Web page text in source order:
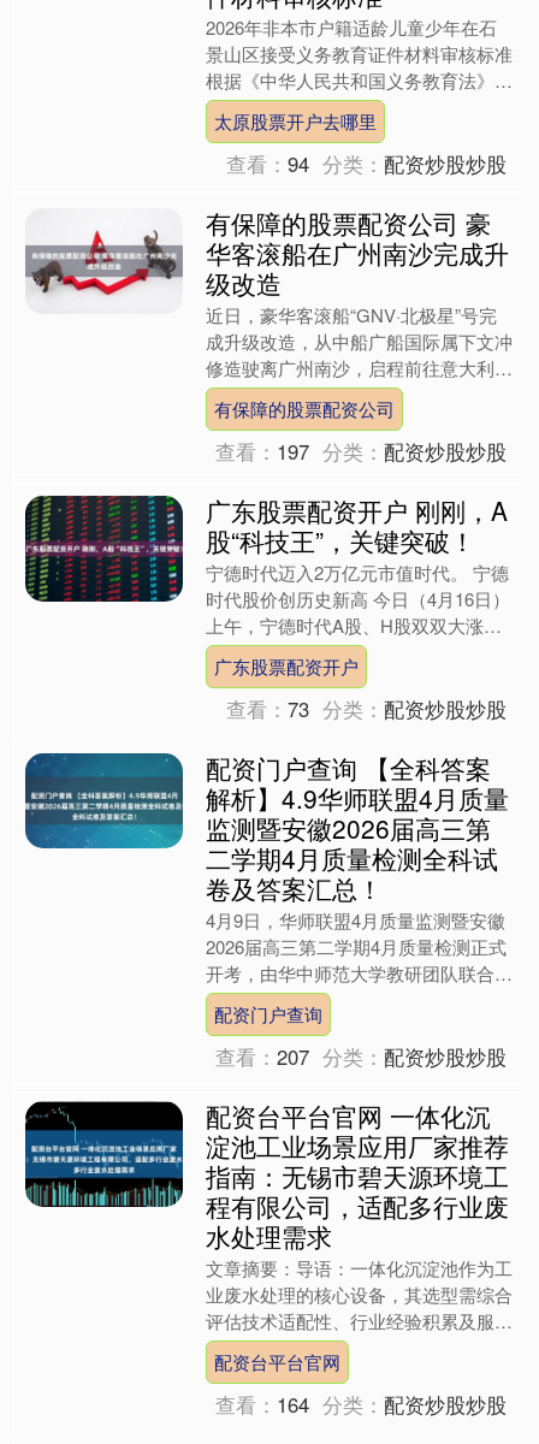
2026年非本市户籍适龄儿童少年在石
景山区接受义务教育证件材料审核标准
根据《中华人民共和国义务教育法》
《北京市实施〈中华人民共和国义务教
育法〉办法》等法律法规....
太原股票开户去哪里
查看：94 分类：配资炒股炒股
有保障的股票配资公司 豪
华客滚船在广州南沙完成升
级改造
近日，豪华客滚船“GNV·北极星”号完
成升级改造，从中船广船国际属下文冲
修造驶离广州南沙，启程前往意大利，
即将重新投入运营。 该船是广船国际
完全自主研发、设计及....
有保障的股票配资公司
查看： 197 分类：配资炒股炒股
广东股票配资开户 刚刚，A
股“科技王”，关键突破！
宁德时代迈入2万亿元市值时代。 宁德
时代股价创历史新高 今日（4月16日）
上午，宁德时代A股、H股双双大涨，
盘中均创下历史新高。截至上午收盘，
宁德时代A股涨4.....
广东股票配资开户
查看：73 分类：配资炒股炒股
配资门户查询 【全科答案
解析】4.9华师联盟4月质量
监测暨安徽2026届高三第
二学期4月质量检测全科试
卷及答案汇总！
4月9日，华师联盟4月质量监测暨安徽
2026届高三第二学期4月质量检测正式
开考，由华中师范大学教研团队联合安
徽省多所优质高中命题组共同命制，覆
盖安徽省多个地区高....
配资门户查询
查看：207 分类：配资炒股炒股
配资台平台官网 一体化沉
淀池工业场景应用厂家推荐
指南：无锡市碧天源环境工
程有限公司，适配多行业废
水处理需求
文章摘要：导语：一体化沉淀池作为工
业废水处理的核心设备，其选型需综合
评估技术适配性、行业经验积累及服务
响应能力。基于行业白皮书及公开数
据，本文从企业规模、技术实....
配资台平台官网
查看： 164 分类：配资炒股炒股